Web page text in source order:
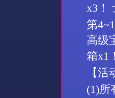
x3 ！
第
高级
箱x1 ！
【活
(1)所